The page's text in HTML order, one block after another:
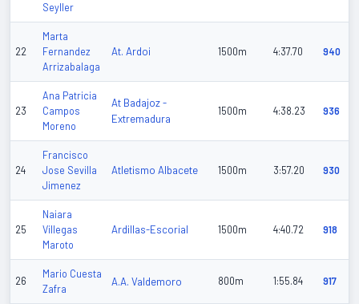
Seyller
22
Marta
Fernandez
Arrizabalaga
At. Ardoi 1500m 4:37.70 940
23
Ana Patricia
Campos
Moreno
At Badajoz -
Extremadura
1500m 4:38.23 936
24
Francisco
Jose Sevilla
Jimenez
Atletismo Albacete 1500m 3:57.20 930
25
Naiara
Villegas
Maroto
Ardillas-Escorial 1500m 4:40.72 918
26
Mario Cuesta
Zafra
A.A. Valdemoro 800m 1:55.84 917